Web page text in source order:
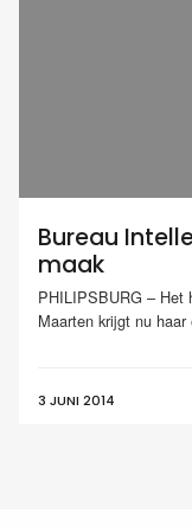
Bureau
maak
PHILIPSBURG – Het
Maarten krijgt nu
3 JUNI 2014